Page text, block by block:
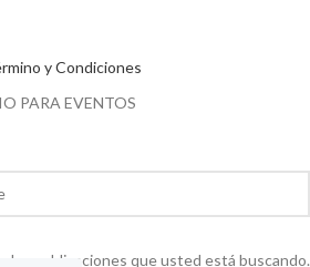
y Condiciones
PARA EVENTOS
las publicaciones que usted está buscando.